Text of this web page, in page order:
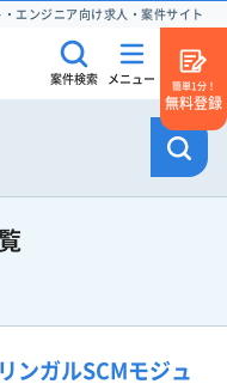
エンジニア向け求人・案件サイト
案件検索 メニュー
簡単1分！
無料登録
ンガルSCMモジュ